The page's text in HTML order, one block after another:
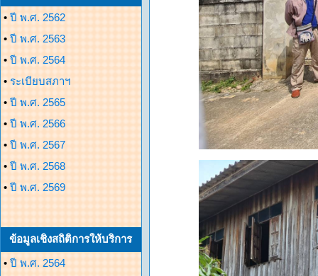
• ปี พ.ศ. 2562
• ปี พ.ศ. 2563
• ปี พ.ศ. 2564
• ระเบียบสภาฯ
• ปี พ.ศ. 2565
• ปี พ.ศ. 2566
• ปี พ.ศ. 2567
• ปี พ.ศ. 2568
• ปี พ.ศ. 2569
ข้อมูลเชิงสถิติการให้บริการ
• ปี พ.ศ. 2564